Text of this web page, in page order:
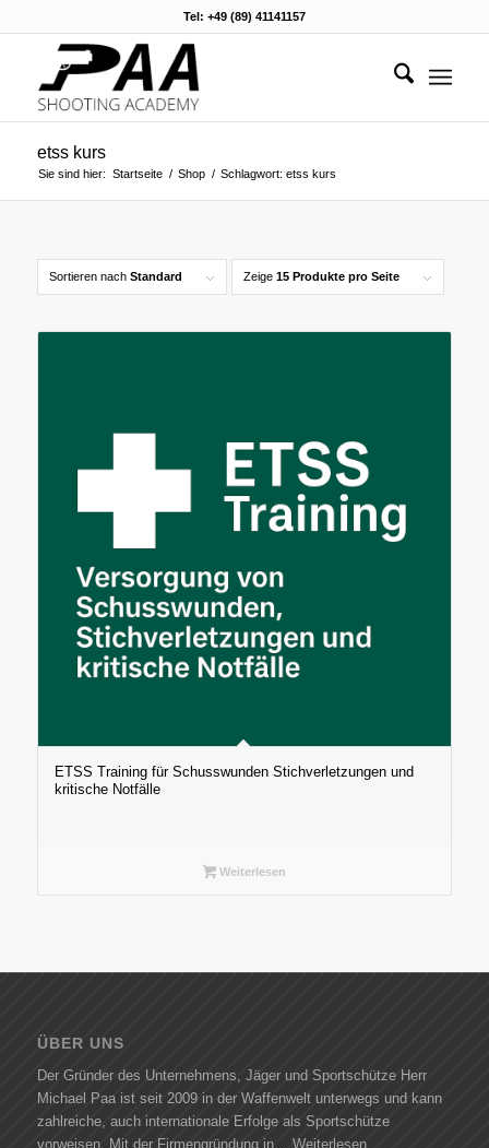
Tel: +49 (89) 41141157
etss kurs
Sie sind hier: Startseite / Shop / Schlagwort: etss kurs
Sortieren nach Standard Zeige 15 Produkte pro Seite
ETSS Training für Schusswunden Stichverletzungen und
kritische Notfälle
Weiterlesen
ÜBER UNS
Der Gründer des Unternehmens, Jäger und Sportschütze Herr
Michael Paa ist seit 2009 in der Waffenwelt unterwegs und kann
zahlreiche, auch internationale Erfolge als Sportschütze
vorweisen. Mit der Firmengründung in… Weiterlesen